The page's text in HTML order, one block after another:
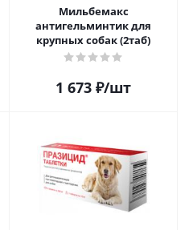
Мильбемакс
антигельминтик для
крупных собак (2таб)
1 673 ₽/шт